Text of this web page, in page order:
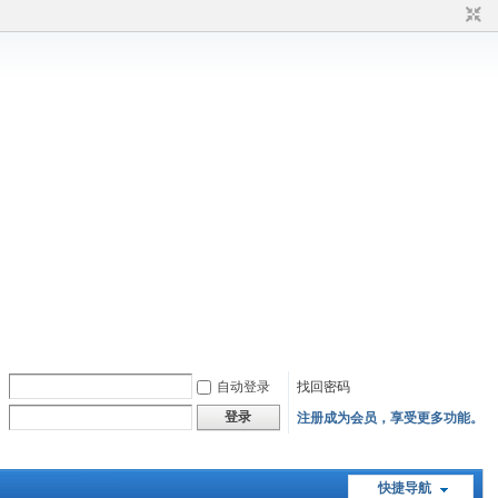
自动登录
找回密码
登录
注册成为会员，享受更多功能。
快捷导航